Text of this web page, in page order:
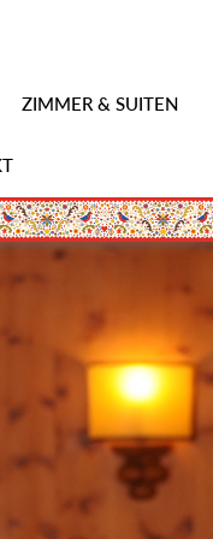
ZIMMER & SUITEN